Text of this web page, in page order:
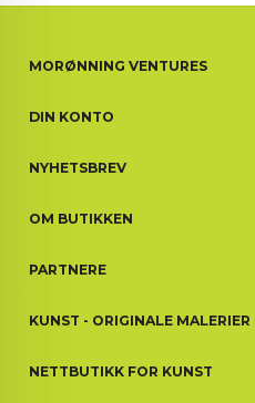
MORØNNING VENTURES
DIN KONTO
NYHETSBREV
OM BUTIKKEN
PARTNERE
KUNST - ORIGINALE MALERIER
NETTBUTIKK FOR KUNST